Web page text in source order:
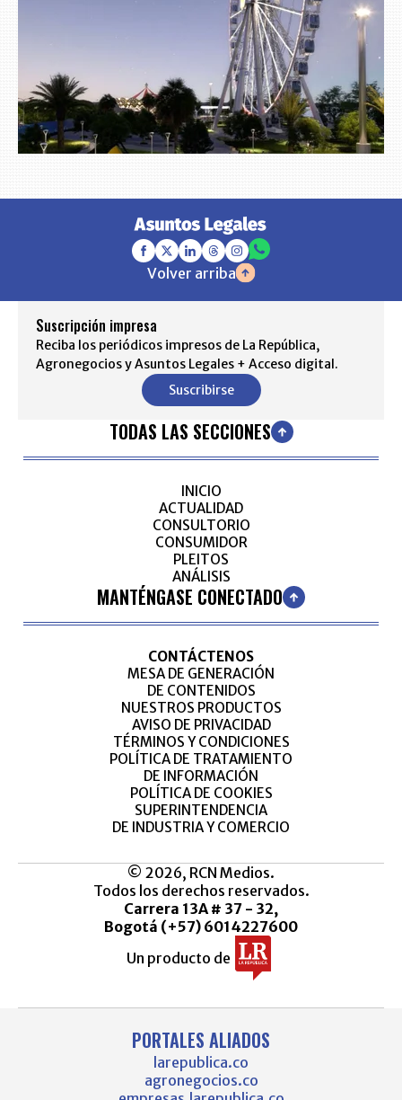
Volver arriba
Suscripción impresa
Reciba los periódicos impresos de La República,
Agronegocios y Asuntos Legales + Acceso digital.
Suscribirse
TODAS LAS SECCIONES
INICIO
ACTUALIDAD
CONSULTORIO
CONSUMIDOR
PLEITOS
ANÁLISIS
MANTÉNGASE CONECTADO
CONTÁCTENOS
MESA DE GENERACIÓN
DE CONTENIDOS
NUESTROS PRODUCTOS
AVISO DE PRIVACIDAD
TÉRMINOS Y CONDICIONES
POLÍTICA DE TRATAMIENTO
DE INFORMACIÓN
POLÍTICA DE COOKIES
SUPERINTENDENCIA
DE INDUSTRIA Y COMERCIO
© 2026, RCN Medios.
Todos los derechos reservados.
Carrera 13A # 37 - 32,
Bogotá (+57) 6014227600
Un producto de
PORTALES ALIADOS
larepublica.co
agronegocios.co